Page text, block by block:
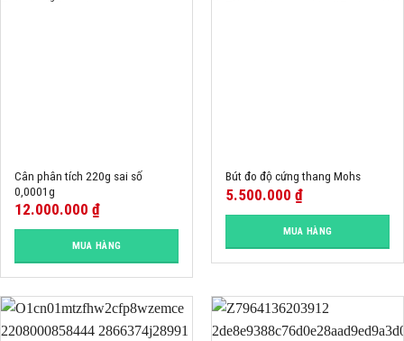
Cân phân tích 220g sai số
0,0001g
12.000.000 ₫
MUA HÀNG
Bút đo độ cứng thang Mohs
5.500.000 ₫
MUA HÀNG